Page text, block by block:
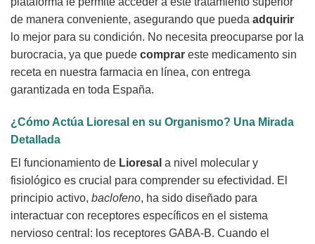
de manera conveniente, asegurando que pueda adquirir
lo mejor para su condición. No necesita preocuparse por la
burocracia, ya que puede comprar este medicamento sin
receta en nuestra farmacia en línea, con entrega
garantizada en toda España.
¿Cómo Actúa Lioresal en su Organismo? Una Mirada
Detallada
El funcionamiento de Lioresal a nivel molecular y
fisiológico es crucial para comprender su efectividad. El
principio activo, baclofeno, ha sido diseñado para
interactuar con receptores específicos en el sistema
nervioso central: los receptores GABA-B. Cuando el